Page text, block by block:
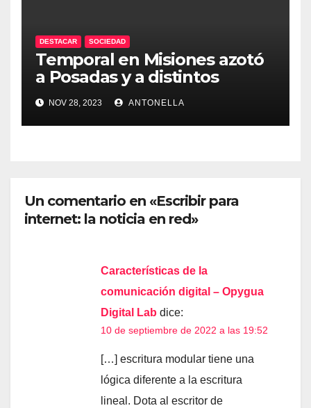
DESTACAR SOCIEDAD
Temporal en Misiones azotó
a Posadas y a distintos
puntos de la provincia
NOV 28, 2023 ANTONELLA
Un comentario en «Escribir para
internet: la noticia en red»
Características de la
comunicación digital – Opygua
Digital Lab dice:
10 de septiembre de 2022 a las 19:52
[…] escritura modular tiene una
lógica diferente a la escritura
lineal. Dota al escritor de